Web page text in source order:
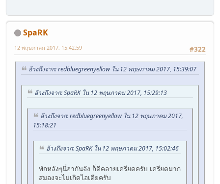
SpaRK
#322
12 พฤษภาคม 2017, 15:42:59
อ้างถึงจาก: redbluegreenyellow ใน 12 พฤษภาคม 2017, 15:39:07
อ้างถึงจาก: SpaRK ใน 12 พฤษภาคม 2017, 15:29:13
อ้างถึงจาก: redbluegreenyellow ใน 12 พฤษภาคม 2017,
15:18:21
อ้างถึงจาก: SpaRK ใน 12 พฤษภาคม 2017, 15:02:46
พักหลังๆนี่ฮากันจัง ก็ดีคลายเครียดครับ เครียดมาก
สมองจะไม่เกิดไอเดียครับ